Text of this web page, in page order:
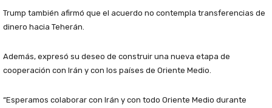
Trump también afirmó que el acuerdo no contempla transferencias de
dinero hacia Teherán.
Además, expresó su deseo de construir una nueva etapa de
cooperación con Irán y con los países de Oriente Medio.
“Esperamos colaborar con Irán y con todo Oriente Medio durante